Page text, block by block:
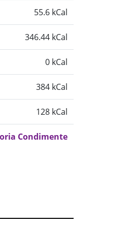
55.6 kCal
346.44 kCal
0 kCal
384 kCal
128 kCal
Condimente